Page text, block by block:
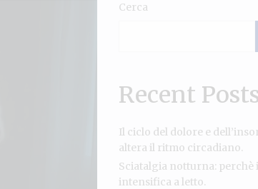
Cerca
Recent
Il ciclo del dolore e
altera il ritmo circadiano.
Sciatalgia notturna: perchè
intensifica a letto.